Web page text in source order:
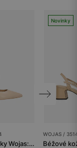
Dámske ľadvinky Wojas: elegancia v každom kroku
Novinky
WOJAS /